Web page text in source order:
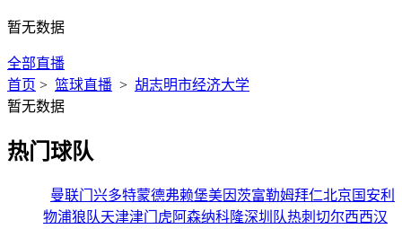
暂无数据
全部直播
首页 > 篮球直播 > 胡志明市经济大学
暂无数据
热门球队
曼联门兴多特蒙德弗赖堡美因茨富勒姆拜仁北京国安利
物浦狼队天津津门虎 阿森纳科隆深圳队热刺 切尔西西汉